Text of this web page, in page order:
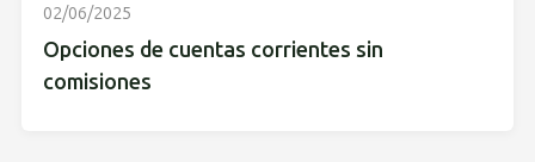
02/06/2025
Opciones de cuentas corrientes sin
comisiones